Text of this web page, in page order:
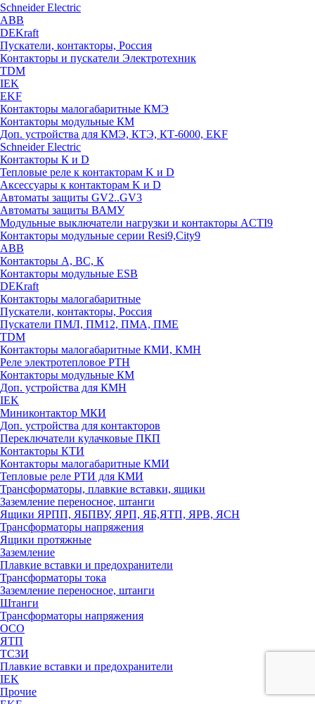
Schneider Electric
ABB
DEKraft
Пускатели, контакторы, Россия
Контакторы и пускатели Электротехник
TDM
IEK
EKF
Контакторы малогабаритные КМЭ
Контакторы модульные КМ
Доп. устройства для КМЭ, КТЭ, КТ-6000, EKF
Schneider Electric
Контакторы К и D
Тепловые реле к контакторам K и D
Аксессуары к контакторам K и D
Автоматы защиты GV2..GV3
Автоматы защиты ВАМУ
Модульные выключатели нагрузки и контакторы ACTI9
Контакторы модульные серии Resi9,City9
ABB
Контакторы А, ВС, К
Контакторы модульные ESB
DEKraft
Контакторы малогабаритные
Пускатели, контакторы, Россия
Пускатели ПМЛ, ПМ12, ПМА, ПМЕ
TDM
Контакторы малогабаритные КМИ, КМН
Реле электротепловое РТН
Контакторы модульные КМ
Доп. устройства для КМН
IEK
Миниконтактор МКИ
Доп. устройства для контакторов
Переключатели кулачковые ПКП
Контакторы КТИ
Контакторы малогабаритные КМИ
Тепловые реле РTИ для КМИ
Трансформаторы, плавкие вставки, ящики
Заземление переносное, штанги
Ящики ЯРПП, ЯБПВУ, ЯРП, ЯБ,ЯТП, ЯРВ, ЯСН
Трансформаторы напряжения
Ящики протяжные
Заземление
Плавкие вставки и предохранители
Трансформаторы тока
Заземление переносное, штанги
Штанги
Трансформаторы напряжения
ОСО
ЯТП
ТСЗИ
Плавкие вставки и предохранители
IEK
Прочие